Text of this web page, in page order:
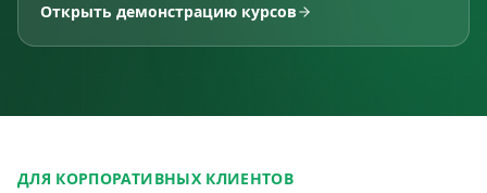
Открыть демонстрацию курсов
ДЛЯ КОРПОРАТИВНЫХ КЛИЕНТОВ